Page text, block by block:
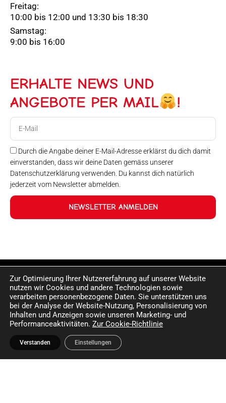
Freitag:
10:00 bis 12:00 und 13:30 bis 18:30
Samstag:
9:00 bis 16:00
ERHALTE NEWS UND
ANGEBOTE PER MAIL
!
Durch die Angabe deiner E-Mail-Adresse erklärst du dich damit
einverstanden, dass wir deine Daten gemäss unserer
Datenschutzerklärung verwenden. Du kannst dich natürlich
jederzeit vom Newsletter abmelden.
NEWSLETTER ANMELDEN
©2024 Happy Sport. Alle auf dieser Website angegebenen
Zur Optimierung Ihrer Nutzererfahrung auf unserer Website
nutzen wir Cookies und andere Technologien sowie
verarbeiten personenbezogene Daten. Sie unterstützen uns
bei der Analyse der Website-Nutzung, Personalisierung von
Inhalten und Anzeigen sowie unseren Marketing- und
Performanceaktivitäten. Zur Cookie-Richtlinie
Verstanden Einstellungen